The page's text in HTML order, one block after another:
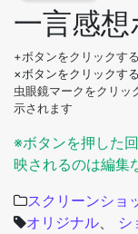
一言感
+ボタンをクリックす
×ボタンをクリックす
虫眼鏡マークをクリッ
示されます
※ボタンを押した
映されるのは編集
スクリーンショ
オリジナル、 シ